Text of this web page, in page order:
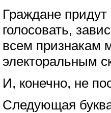
Граждане придут
голосовать,
всем признакам
электоральным
И, конечно, не
Следующая